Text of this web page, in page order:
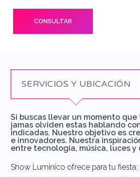
CONSULTAR
SERVICIOS Y UBICACIÓN
Si buscas llevar un momento
jamas olviden estas hablando
indicadas. Nuestro objetivo es
e innovadores. Nuestra
entre tecnología, música, luces y
Show Luminico ofrece para tu fiesta: